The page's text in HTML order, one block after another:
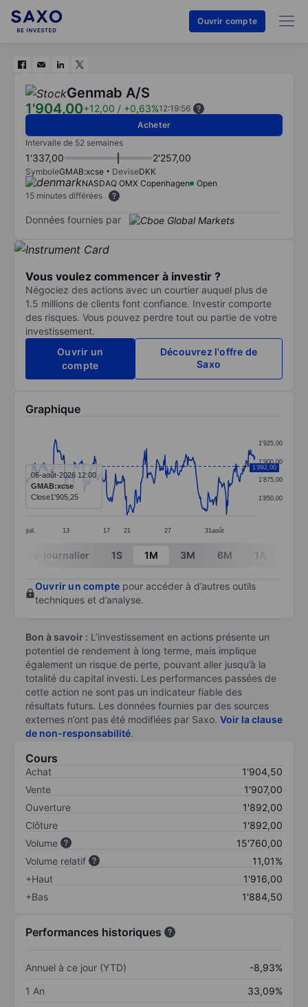
Ouvrir compte
Genmab A/S
1'904,00+12,00 / +0,63%12:19:56
Acheter
Intervalle de 52 semaines
1'337,00 2'257,00
SymboleGMAB:xcse DeviseDKK
NASDAQ OMX Copenhagen
Open
15 minutes différées
Données fournies par
Vous voulez commencer à investir ?
Négociez des actions avec un courtier auquel plus de
1.5 millions de clients font confiance. Investir comporte
des risques. Vous pouvez perdre tout ou partie de votre
investissement.
Ouvrir un
compte
Découvrez l'offre de
Saxo
Graphique
Line chart with 363 data points.
The chart has 1 X axis displaying categories.
The chart has 1 Y axis displaying values. Data
juil. 13 17 21 27 31 août
1'850,00
1'875,00
1'900,00
1'925,00
1'892,00
06-août-2026 12:00
GMAB:xcse
Close1'905,25
End of interactive chart.
Intra-journalier 1S 1M 3M 6M 1A
Ouvrir un compte pour accéder à d’autres outils
techniques et d’analyse.
Bon à savoir : L’investissement en actions présente un
potentiel de rendement à long terme, mais implique
également un risque de perte, pouvant aller jusqu’à la
totalité du capital investi. Les performances passées de
cette action ne sont pas un indicateur fiable des
résultats futurs. Les données fournies par des sources
externes n’ont pas été modifiées par Saxo. Voir la clause
de non-responsabilité.
Cours
Achat
1'904,50
Vente
1'907,00
Ouverture
1'892,00
Clôture
1'892,00
Volume
15'760,00
Volume relatif
11,01%
+Haut
1'916,00
+Bas
1'884,50
Performances historiques
Annuel à ce jour (YTD)
-8,93%
1 An
33,09%